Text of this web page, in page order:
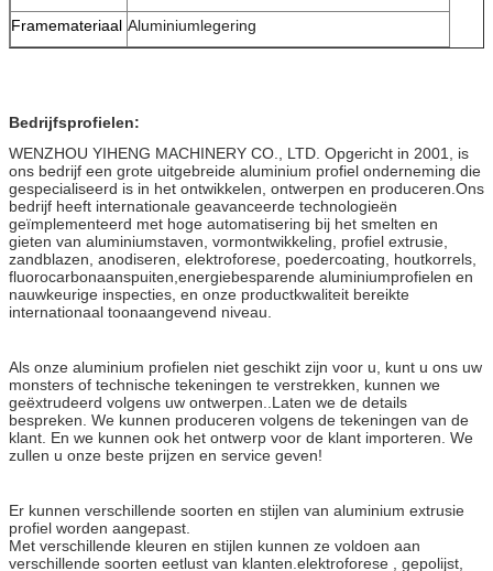
Framemateriaal Aluminiumlegering
Bedrijfsprofielen:
WENZHOU YIHENG MACHINERY CO., LTD. Opgericht in 2001, is
ons bedrijf een grote uitgebreide aluminium profiel onderneming die
gespecialiseerd is in het ontwikkelen, ontwerpen en produceren.Ons
bedrijf heeft internationale geavanceerde technologieën
geïmplementeerd met hoge automatisering bij het smelten en
gieten van aluminiumstaven, vormontwikkeling, profiel extrusie,
zandblazen, anodiseren, elektroforese, poedercoating, houtkorrels,
fluorocarbonaanspuiten,energiebesparende aluminiumprofielen en
nauwkeurige inspecties, en onze productkwaliteit bereikte
internationaal toonaangevend niveau.
Als onze aluminium profielen niet geschikt zijn voor u, kunt u ons uw
monsters of technische tekeningen te verstrekken, kunnen we
geëxtrudeerd volgens uw ontwerpen..Laten we de details
bespreken. We kunnen produceren volgens de tekeningen van de
klant. En we kunnen ook het ontwerp voor de klant importeren. We
zullen u onze beste prijzen en service geven!
Er kunnen verschillende soorten en stijlen van aluminium extrusie
profiel worden aangepast.
Met verschillende kleuren en stijlen kunnen ze voldoen aan
verschillende soorten eetlust van klanten.elektroforese , gepolijst,